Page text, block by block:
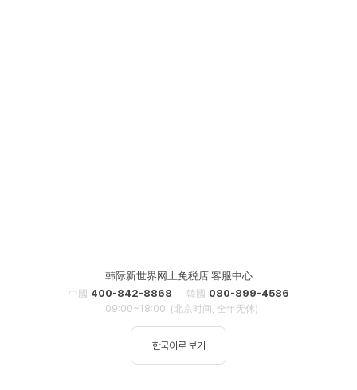
韩际新世界网上免税店 客服中心
中國 400-842-8868 韓國 080-899-4586
09:00~18:00 (北京时间, 全年无休)
한국어로 보기